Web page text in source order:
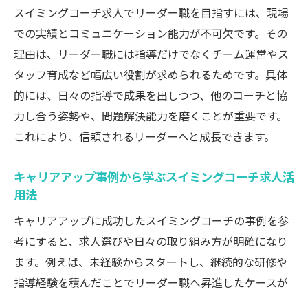
スイミングコーチ求人でリーダー職を目指すには、現場
での実績とコミュニケーション能力が不可欠です。その
理由は、リーダー職には指導だけでなくチーム運営やス
タッフ育成など幅広い役割が求められるためです。具体
的には、日々の指導で成果を出しつつ、他のコーチと協
力し合う姿勢や、問題解決能力を磨くことが重要です。
これにより、信頼されるリーダーへと成長できます。
キャリアアップ事例から学ぶスイミングコーチ求人活
用法
キャリアアップに成功したスイミングコーチの事例を参
考にすると、求人選びや日々の取り組み方が明確になり
ます。例えば、未経験からスタートし、継続的な研修や
指導経験を積んだことでリーダー職へ昇進したケースが